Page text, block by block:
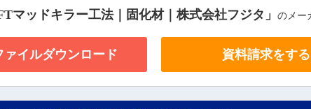
マッドキラー工法｜固化材｜株式会社フジタ」 のメー
ァイルダウンロード 資料請求をする